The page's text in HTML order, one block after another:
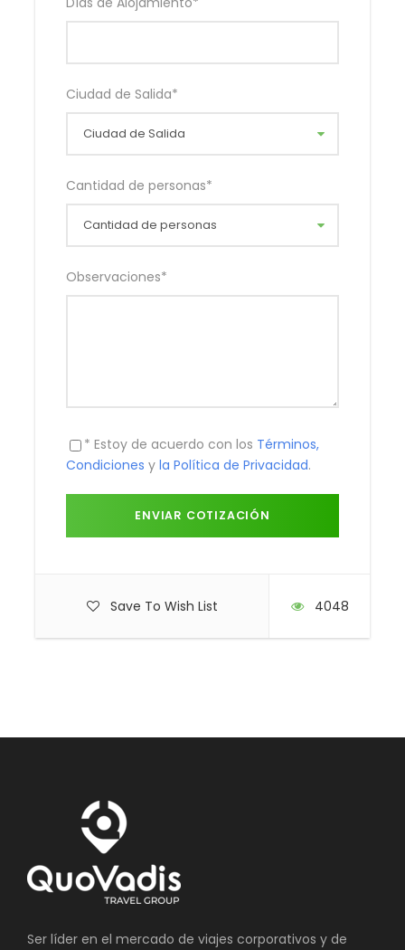
Ciudad de Salida*
Cantidad de personas*
Observaciones*
* Estoy de acuerdo con los Términos,
Condiciones y la Política de Privacidad.
Save To Wish List 4048
Ser líder en el mercado de viajes corporativos y de